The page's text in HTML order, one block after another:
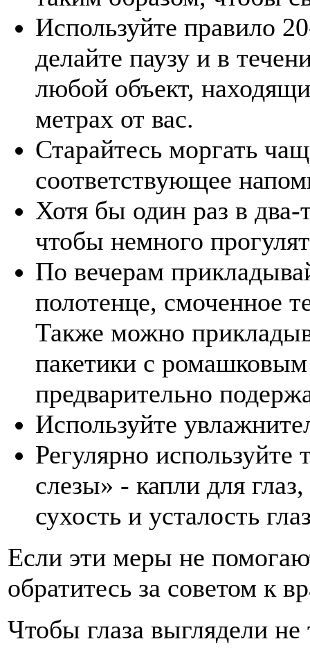
Используйте правило
делайте паузу и в
любой объект,
метрах от вас.
Старайтесь моргать
соответствующее
Хотя бы один раз в
чтобы немного
По вечерам
полотенце, смоченное
Также можно
пакетики с
предварительно
Используйте
Регулярно
слезы» - капли для
сухость и усталость
Если эти меры не
обратитесь за советом к
Чтобы глаза выглядели